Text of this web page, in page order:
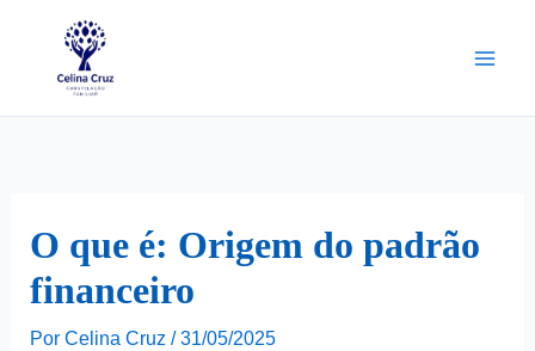
O que é: Origem do padrão
financeiro
Por Celina Cruz / 31/05/2025